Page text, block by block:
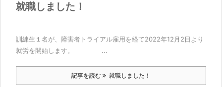
就職しました！
訓練生１名が、障害者トライアル雇用を経て2022年12月2日より
就労を開始します。 ...
記事を読む 就職しました！